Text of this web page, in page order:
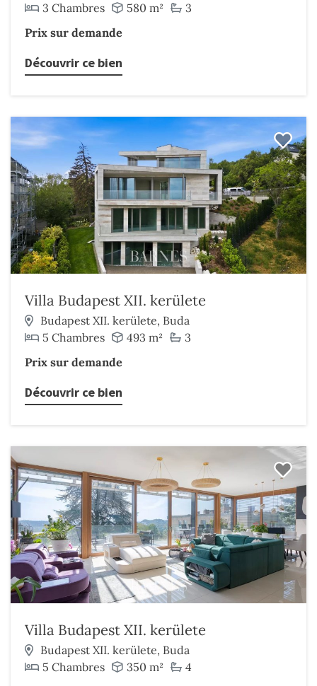
3 Chambres
580 m²
3
Prix sur demande
Découvrir ce bien
Villa Budapest XII. kerülete
Budapest XII. kerülete, Buda
5 Chambres
493 m²
3
Prix sur demande
Découvrir ce bien
Villa Budapest XII. kerülete
Budapest XII. kerülete, Buda
5 Chambres
350 m²
4